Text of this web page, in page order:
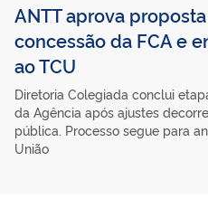
ANTT aprova
concessão da FCA e
ao TCU
Diretoria Colegiada conclui
da Agência após ajustes
pública. Processo segue para
União